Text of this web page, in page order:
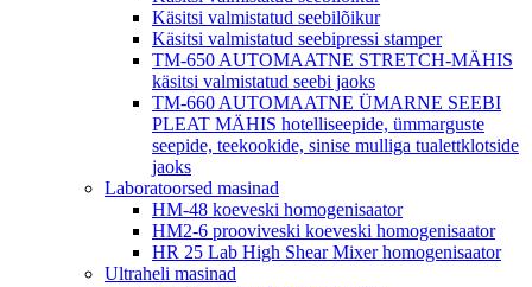
Käsitsi valmistatud seebilõikur
Käsitsi valmistatud seebipressi stamper
TM-650 AUTOMAATNE STRETCH-MÄHIS
käsitsi valmistatud seebi jaoks
TM-660 AUTOMAATNE ÜMARNE SEEBI
PLEAT MÄHIS hotelliseepide, ümmarguste
seepide, teekookide, sinise mulliga tualettklotside
jaoks
Laboratoorsed masinad
HM-48 koeveski homogenisaator
HM2-6 prooviveski koeveski homogenisaator
HR 25 Lab High Shear Mixer homogenisaator
Ultraheli masinad